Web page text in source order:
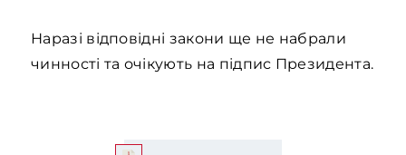
Наразі відповідні закони ще не набрали
чинності та очікують на підпис Президента.